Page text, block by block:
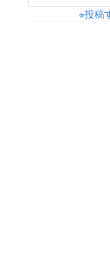
※投稿